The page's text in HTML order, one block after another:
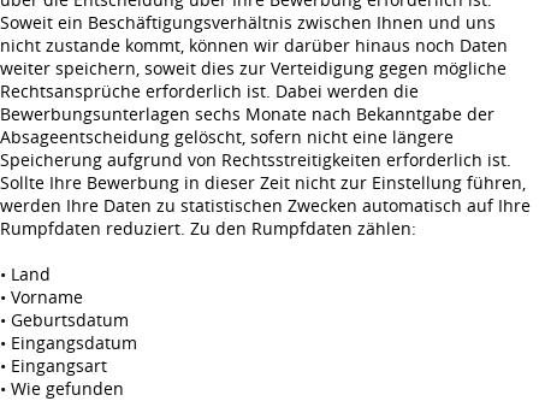
Soweit ein Beschäftigungsverhältnis zwischen Ihnen und uns
nicht zustande kommt, können wir darüber hinaus noch Daten
weiter speichern, soweit dies zur Verteidigung gegen mögliche
Rechtsansprüche erforderlich ist. Dabei werden die
Bewerbungsunterlagen sechs Monate nach Bekanntgabe der
Absageentscheidung gelöscht, sofern nicht eine längere
Speicherung aufgrund von Rechtsstreitigkeiten erforderlich ist.
Sollte Ihre Bewerbung in dieser Zeit nicht zur Einstellung führen,
werden Ihre Daten zu statistischen Zwecken automatisch auf Ihre
Rumpfdaten reduziert. Zu den Rumpfdaten zählen:
• Land
• Vorname
• Geburtsdatum
• Eingangsdatum
• Eingangsart
• Wie gefunden